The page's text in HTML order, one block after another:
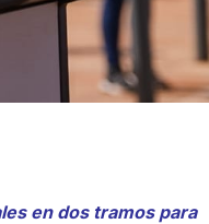
en dos tramos para